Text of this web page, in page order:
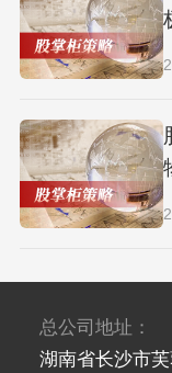
总公司地址：
湖南省长沙市